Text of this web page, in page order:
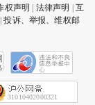
权声明 法律声明
互
投诉、举报、维权邮
31010402000321